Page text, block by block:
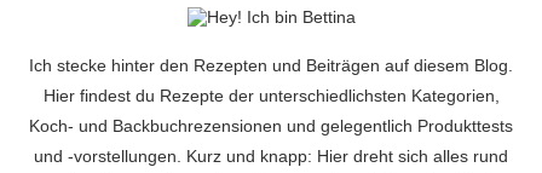
Ich stecke hinter den Rezepten und Beiträgen auf diesem Blog.
Hier findest du Rezepte der unterschiedlichsten Kategorien,
Koch- und Backbuchrezensionen und gelegentlich Produkttests
und -vorstellungen. Kurz und knapp: Hier dreht sich alles rund